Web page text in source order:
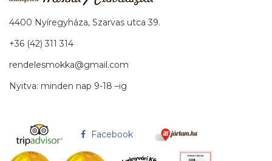
4400 Nyíregyháza, Szarvas utca 39.
+36 (42) 311 314
rendelesmokka@gmail.com
Nyitva: minden nap 9-18 –ig
Facebook